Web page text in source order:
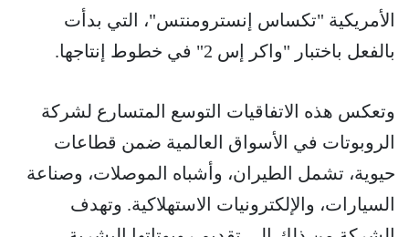
الأمريكية "تكساس إنسترومنتس"، التي بدأت
بالفعل باختبار "واكر إس 2" في خطوط إنتاجها.
وتعكس هذه الاتفاقيات التوسع المتسارع لشركة
الروبوتات في الأسواق العالمية ضمن قطاعات
حيوية، تشمل الطيران، وأشباه الموصلات، وصناعة
السيارات، والإلكترونيات الاستهلاكية. وتهدف